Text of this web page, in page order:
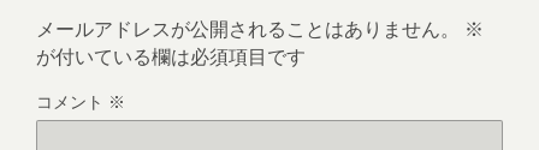
メールアドレスが公開されることはありません。
※
が付いている欄は必須項目です
コメント ※